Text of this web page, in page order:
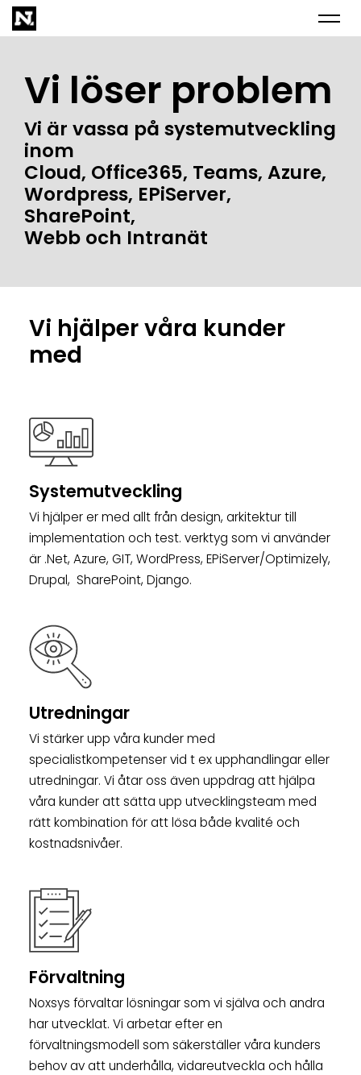
Skip
to
Vi löser problem
Vi är vassa på systemutveckling
inom
Cloud, Office365, Teams, Azure,
Wordpress, EPiServer,
SharePoint,
Webb och Intranät
Vi hjälper våra kunder
med
Systemutveckling
Vi hjälper er med allt från design, arkitektur till
implementation och test. verktyg som vi använder
är .Net, Azure, GIT, WordPress, EPiServer/Optimizely,
Drupal, SharePoint, Django.
Utredningar
Vi stärker upp våra kunder med
specialistkompetenser vid t ex upphandlingar eller
utredningar. Vi åtar oss även uppdrag att hjälpa
våra kunder att sätta upp utvecklingsteam med
rätt kombination för att lösa både kvalité och
kostnadsnivåer.
Förvaltning
Noxsys förvaltar lösningar som vi själva och andra
har utvecklat. Vi arbetar efter en
förvaltningsmodell som säkerställer våra kunders
behov av att underhålla, vidareutveckla och hålla